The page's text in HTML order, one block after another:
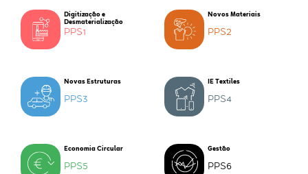
Digitização e
Desmaterialização
PPS1
Novos Materiais
PPS2
Novas Estruturas
PPS3
IE Textiles
PPS4
Economia Circular
PPS5
Gestão
PPS6